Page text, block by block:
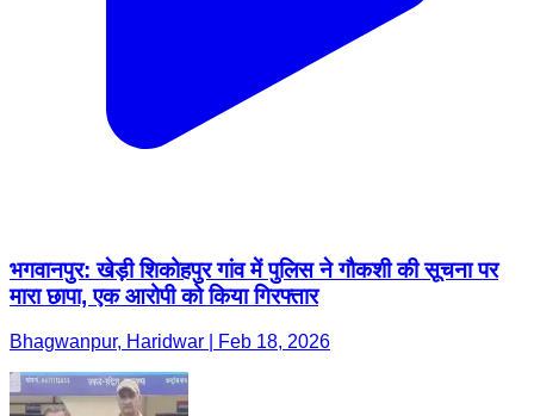
भगवानपुर: खेड़ी शिकोहपुर गांव में पुलिस ने गौकशी की सूचना पर
मारा छापा, एक आरोपी को किया गिरफ्तार
Bhagwanpur, Haridwar | Feb 18, 2026